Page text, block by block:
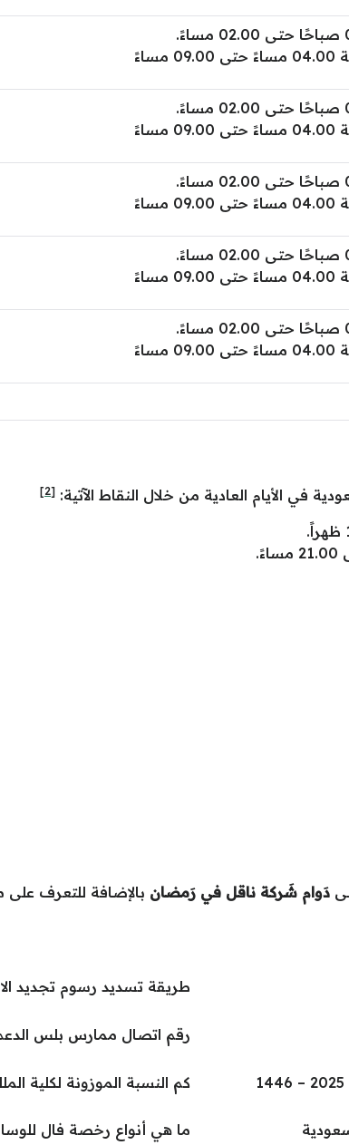
في الأيام العادية من خلال النقاط الآتية: [2]
دَوام شَركة ناقل في رَمضان بالإضافة للتعرف
طريقة تسديد رسوم تجديد
رقم اتصال ممارس بلس
كم النسبة الموزونة لكلية
ما هي أنواع رخصة فال